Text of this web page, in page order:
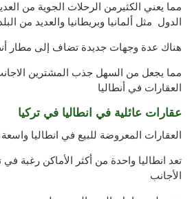
مما يعني الكثيرمن الرحلات الجوية من
الدول مثل ألمانيا وبريطانيا والعديد من
هناك عدة وجهات جديدة تضاف إلى مطار
مما يجعل من السهل جذب المشترين
العقارات في أنطاليا
عقارات عائلية في انطاليا في تركيا
العقارات المعروضة للبيع في انطاليا
تعد انطاليا واحدة من أكثر الأماكن رغبة
الأجانب